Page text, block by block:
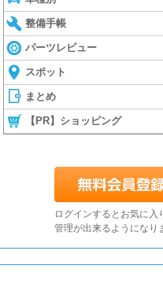
整備手帳
パーツレビュー
スポット
まとめ
【PR】ショッピング
ログインするとお気に入
管理が出来るようになり